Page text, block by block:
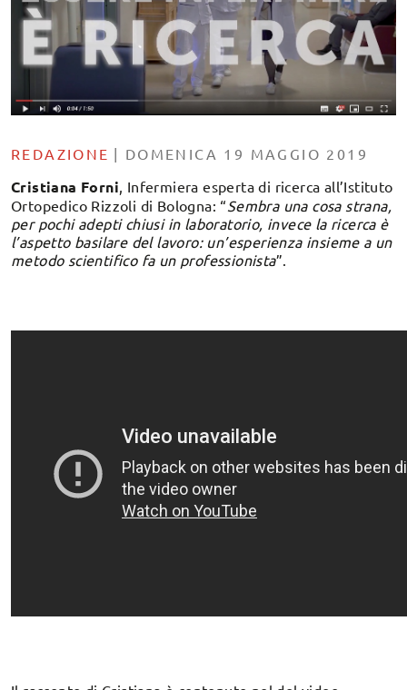
REDAZIONE | DOMENICA 19 MAGGIO 2019
Cristiana Forni, Infermiera esperta di ricerca all’Istituto
Ortopedico Rizzoli di Bologna: “Sembra una cosa strana,
per pochi adepti chiusi in laboratorio, invece la ricerca è
l’aspetto basilare del lavoro: un’esperienza insieme a un
metodo scientifico fa un professionista”.